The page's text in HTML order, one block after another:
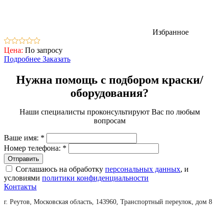
Избранное
Цена: По запросу
Подробнее Заказать
Нужна помощь с подбором краски/
оборудования?
Наши специалисты проконсультируют Вас по любым
вопросам
Ваше имя: *
Номер телефона: *
Соглашаюсь на обработку персональных данных, и
условиями политики конфиденциальности
Контакты
г. Реутов, Московская область, 143960, Транспортный переулок, дом 8